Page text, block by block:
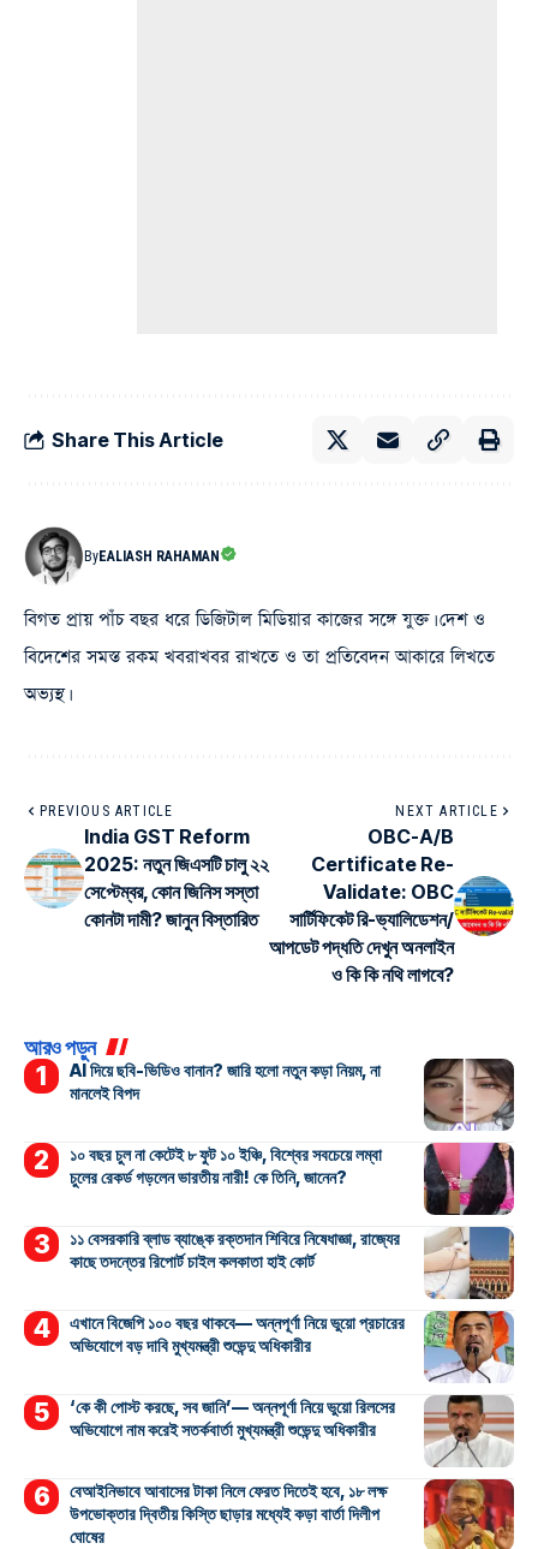
Share This Article
ByEALIASH RAHAMAN
বিগত প্রায় পাঁচ বছর ধরে ডিজিটাল মিডিয়ার কাজের সঙ্গে যুক্ত। দেশ ও
বিদেশের সমস্ত রকম খবরাখবর রাখতে ও তা প্রতিবেদন আকারে লিখতে
অভ্যস্থ।
PREVIOUS ARTICLE
India GST Reform
2025: নতুন জিএসটি চালু ২২
সেপ্টেম্বর, কোন জিনিস সস্তা
কোনটা দামী? জানুন বিস্তারিত
NEXT ARTICLE
OBC-A/B
Certificate Re-
Validate: OBC
সার্টিফিকেট রি-ভ্যালিডেশন/
আপডেট পদ্ধতি দেখুন অনলাইন
ও কি কি নথি লাগবে?
আরও পড়ুন
AI দিয়ে ছবি-ভিডিও বানান? জারি হলো নতুন কড়া নিয়ম, না
মানলেই বিপদ
১০ বছর চুল না কেটেই ৮ ফুট ১০ ইঞ্চি, বিশ্বের সবচেয়ে লম্বা
চুলের রেকর্ড গড়লেন ভারতীয় নারী! কে তিনি, জানেন?
১১ বেসরকারি ব্লাড ব্যাঙ্কে রক্তদান শিবিরে নিষেধাজ্ঞা, রাজ্যের
কাছে তদন্তের রিপোর্ট চাইল কলকাতা হাই কোর্ট
এখানে বিজেপি ১০০ বছর থাকবে— অন্নপূর্ণা নিয়ে ভুয়ো প্রচারের
অভিযোগে বড় দাবি মুখ্যমন্ত্রী শুভেন্দু অধিকারীর
‘কে কী পোস্ট করছে, সব জানি’— অন্নপূর্ণা নিয়ে ভুয়ো রিলসের
অভিযোগে নাম করেই সতর্কবার্তা মুখ্যমন্ত্রী শুভেন্দু অধিকারীর
বেআইনিভাবে আবাসের টাকা নিলে ফেরত দিতেই হবে, ১৮ লক্ষ
উপভোক্তার দ্বিতীয় কিস্তি ছাড়ার মধ্যেই কড়া বার্তা দিলীপ
ঘোষের